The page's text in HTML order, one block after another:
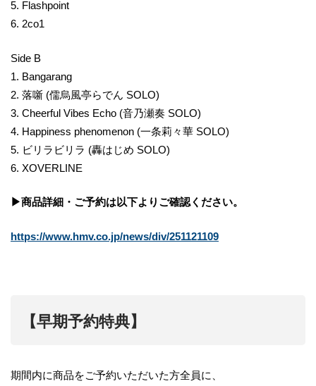
5. Flashpoint
6. 2co1
Side B
1. Bangarang
2. 落噺 (儒烏風亭らでん SOLO)
3. Cheerful Vibes Echo (音乃瀬奏 SOLO)
4. Happiness phenomenon (一条莉々華 SOLO)
5. ビリラビリラ (轟はじめ SOLO)
6. XOVERLINE
▶商品詳細・ご予約は以下よりご確認ください。
https://www.hmv.co.jp/news/div/251121109
【早期予約特典】
期間内に商品をご予約いただいた方全員に、